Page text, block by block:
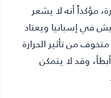
مؤكداً أنه لا يشعر
في إسبانيا ويعتاد
من تأثير الحرارة
وقد لا يتمكن